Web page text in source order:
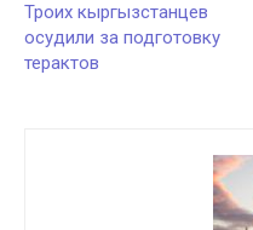
Троих кыргызстанцев
осудили за подготовку
терактов